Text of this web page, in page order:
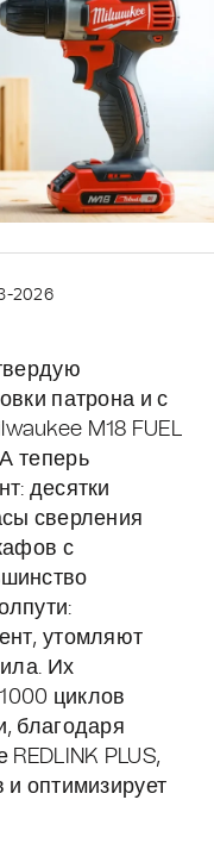
2026
патрона и с
M18 FUEL
теперь
десятки
сверления
с
утомляют
Их
циклов
благодаря
PLUS,
и оптимизирует